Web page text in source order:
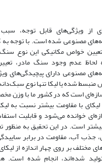
از ویژگی‌‌های قابل توجه،
مصنوعی شده است. با توجه به
خواص مکانیکی این نوع
لحاظ عدم وجود سنگ مادر،
مصنوعی دارای پیچیدگی‌های
شده یا لیکا تنها نوع
است که در کشور ما با وزن
با مقاومت بیشتر نسبت به
خوانده می‌شود و قابلیت
است. در این تحقیق به منظور
آب، مقاومت در برابر
مختلف بر روی چهار اندازه از
شده‌اند، انجام شده است.